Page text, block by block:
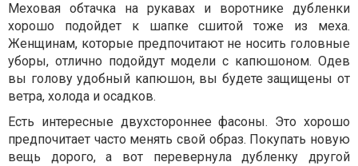
Меховая обтачка на рукавах и воротнике дубленки
хорошо подойдет к шапке сшитой тоже из меха.
Женщинам, которые предпочитают не носить головные
уборы, отлично подойдут модели с капюшоном. Одев
вы голову удобный капюшон, вы будете защищены от
ветра, холода и осадков.
Есть интересные двухстороннее фасоны. Это хорошо
предпочитает часто менять свой образ. Покупать новую
вещь дорого, а вот перевернула дубленку другой